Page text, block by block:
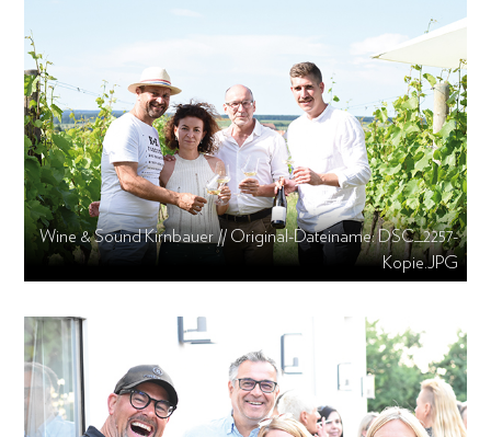
Wine & Sound Kirnbauer // Original-Dateiname: DSC_2257-
Kopie.JPG